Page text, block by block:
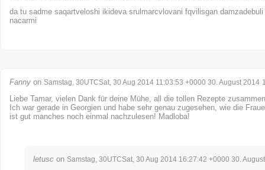
da tu sadme saqartveloshi ikideva srulmarcvlovani fqvilisgan
nacarmi
Fanny on Samstag, 30UTCSat, 30 Aug 2014 11:03:53 +0000 30. August 2014
Liebe Tamar, vielen Dank für deine Mühe, all die tollen Rezepte
Ich war gerade in Georgien und habe sehr genau zugesehen, wie die
ist gut manches noch einmal nachzulesen! Madloba!
letusc on Samstag, 30UTCSat, 30 Aug 2014 16:27:42 +0000 30.